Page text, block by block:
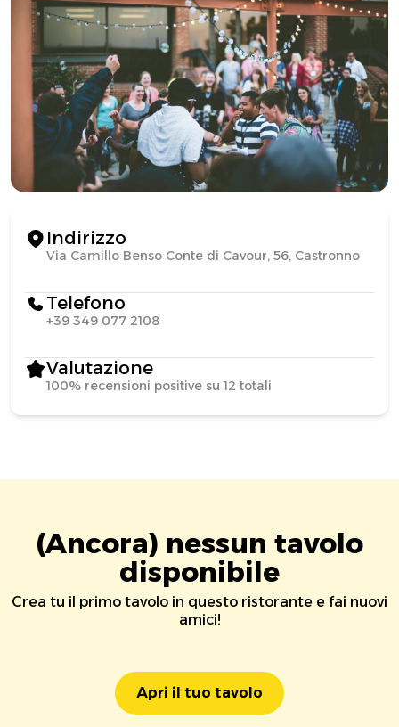
Indirizzo
Via Camillo Benso Conte di Cavour, 56, Castronno
Telefono
+39 349 077 2108
Valutazione
100% recensioni positive su 12 totali
(Ancora) nessun tavolo
disponibile
Crea tu il primo tavolo in questo ristorante e fai nuovi
amici!
Apri il tuo tavolo